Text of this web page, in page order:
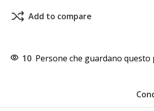
Add to compare
10 Persone che guardano